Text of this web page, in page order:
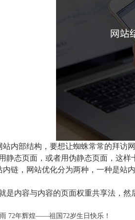
内部结构，要想让蜘蛛常常的拜访
静态页面，或者用伪静态页面，这样
链，网站优化分为两种，一种是站
是内容与内容的页面权重共享法，然
72年辉煌——祖国72岁生日快乐！